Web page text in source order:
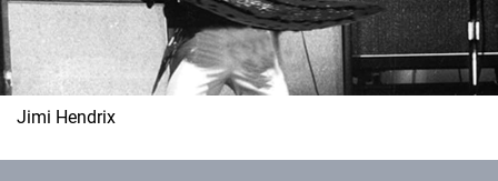
Jimi Hendrix